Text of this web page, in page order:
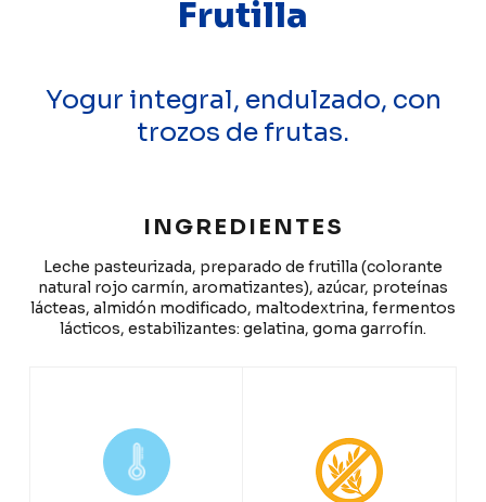
Frutilla
Yogur integral, endulzado, con
trozos de frutas.
INGREDIENTES
Leche pasteurizada, preparado de frutilla (colorante
natural rojo carmín, aromatizantes), azúcar, proteínas
lácteas, almidón modificado, maltodextrina, fermentos
lácticos, estabilizantes: gelatina, goma garrofín.